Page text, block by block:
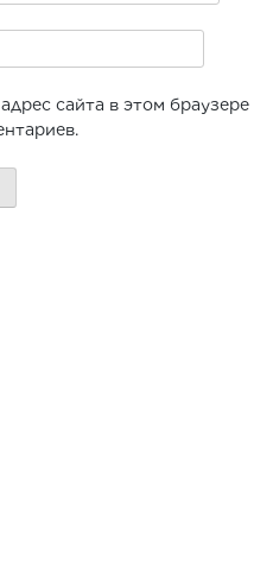
сайта в этом браузере